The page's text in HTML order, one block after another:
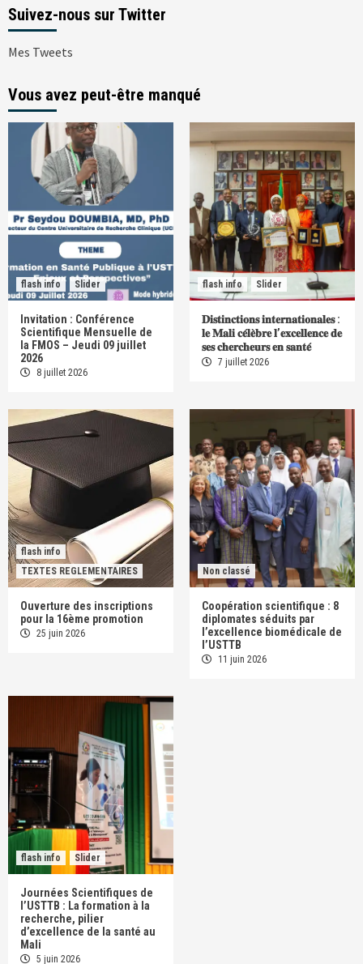
Suivez-nous sur Twitter
Mes Tweets
Vous avez peut-être manqué
flash info Slider
Invitation : Conférence
Scientifique Mensuelle de
la FMOS – Jeudi 09 juillet
2026
8 juillet 2026
flash info Slider
𝐃𝐢𝐬𝐭𝐢𝐧𝐜𝐭𝐢𝐨𝐧𝐬 𝐢𝐧𝐭𝐞𝐫𝐧𝐚𝐭𝐢𝐨𝐧𝐚𝐥𝐞𝐬 :
𝐥𝐞 𝐌𝐚𝐥𝐢 𝐜𝐞́𝐥𝐞̀𝐛𝐫𝐞 𝐥’𝐞𝐱𝐜𝐞𝐥𝐥𝐞𝐧𝐜𝐞 𝐝𝐞
𝐬𝐞𝐬 𝐜𝐡𝐞𝐫𝐜𝐡𝐞𝐮𝐫𝐬 𝐞𝐧 𝐬𝐚𝐧𝐭𝐞́
7 juillet 2026
flash info
TEXTES REGLEMENTAIRES
Ouverture des inscriptions
pour la 16ème promotion
25 juin 2026
Non classé
Coopération scientifique : 8
diplomates séduits par
l’excellence biomédicale de
l’USTTB
11 juin 2026
flash info Slider
Journées Scientifiques de
l’USTTB : La formation à la
recherche, pilier
d’excellence de la santé au
Mali
5 juin 2026